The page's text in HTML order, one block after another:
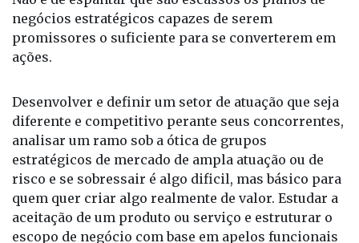
promissores o suficiente para se converterem em
ações.
diferente e competitivo perante seus concorrentes,
analisar um ramo sob a ótica de grupos
estratégicos de mercado de ampla atuação ou de
risco e se sobressair é algo dificil, mas básico para
quem quer criar algo realmente de valor. Estudar a
aceitação de um produto ou serviço e estruturar o
escopo de negócio com base em apelos funcionais
ou emocionais para assim formular a melhor